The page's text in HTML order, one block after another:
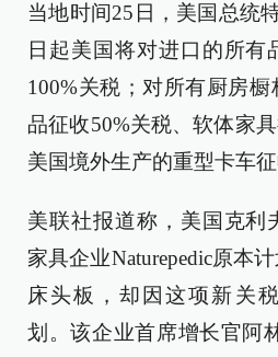
当地时间25日，美国总统
日起美国将对进口的所有
100%关税；对所有厨房
品征收50%关税、软体家
美国境外生产的重型卡车征
美联社报道称，美国克利
家具企业Naturepedic原本
床头板，却因这项新关
划。该企业首席增长官阿